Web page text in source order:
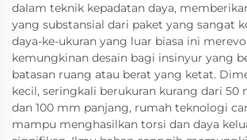
dalam teknik kepadatan daya,
yang substansial dari paket yang sangat
daya-ke-ukuran yang luar biasa ini
kemungkinan desain bagi insinyur yang
batasan ruang atau berat yang ketat.
kecil, seringkali berukuran kurang dari 50
dan 100 mm panjang, rumah teknologi
mampu menghasilkan torsi dan daya